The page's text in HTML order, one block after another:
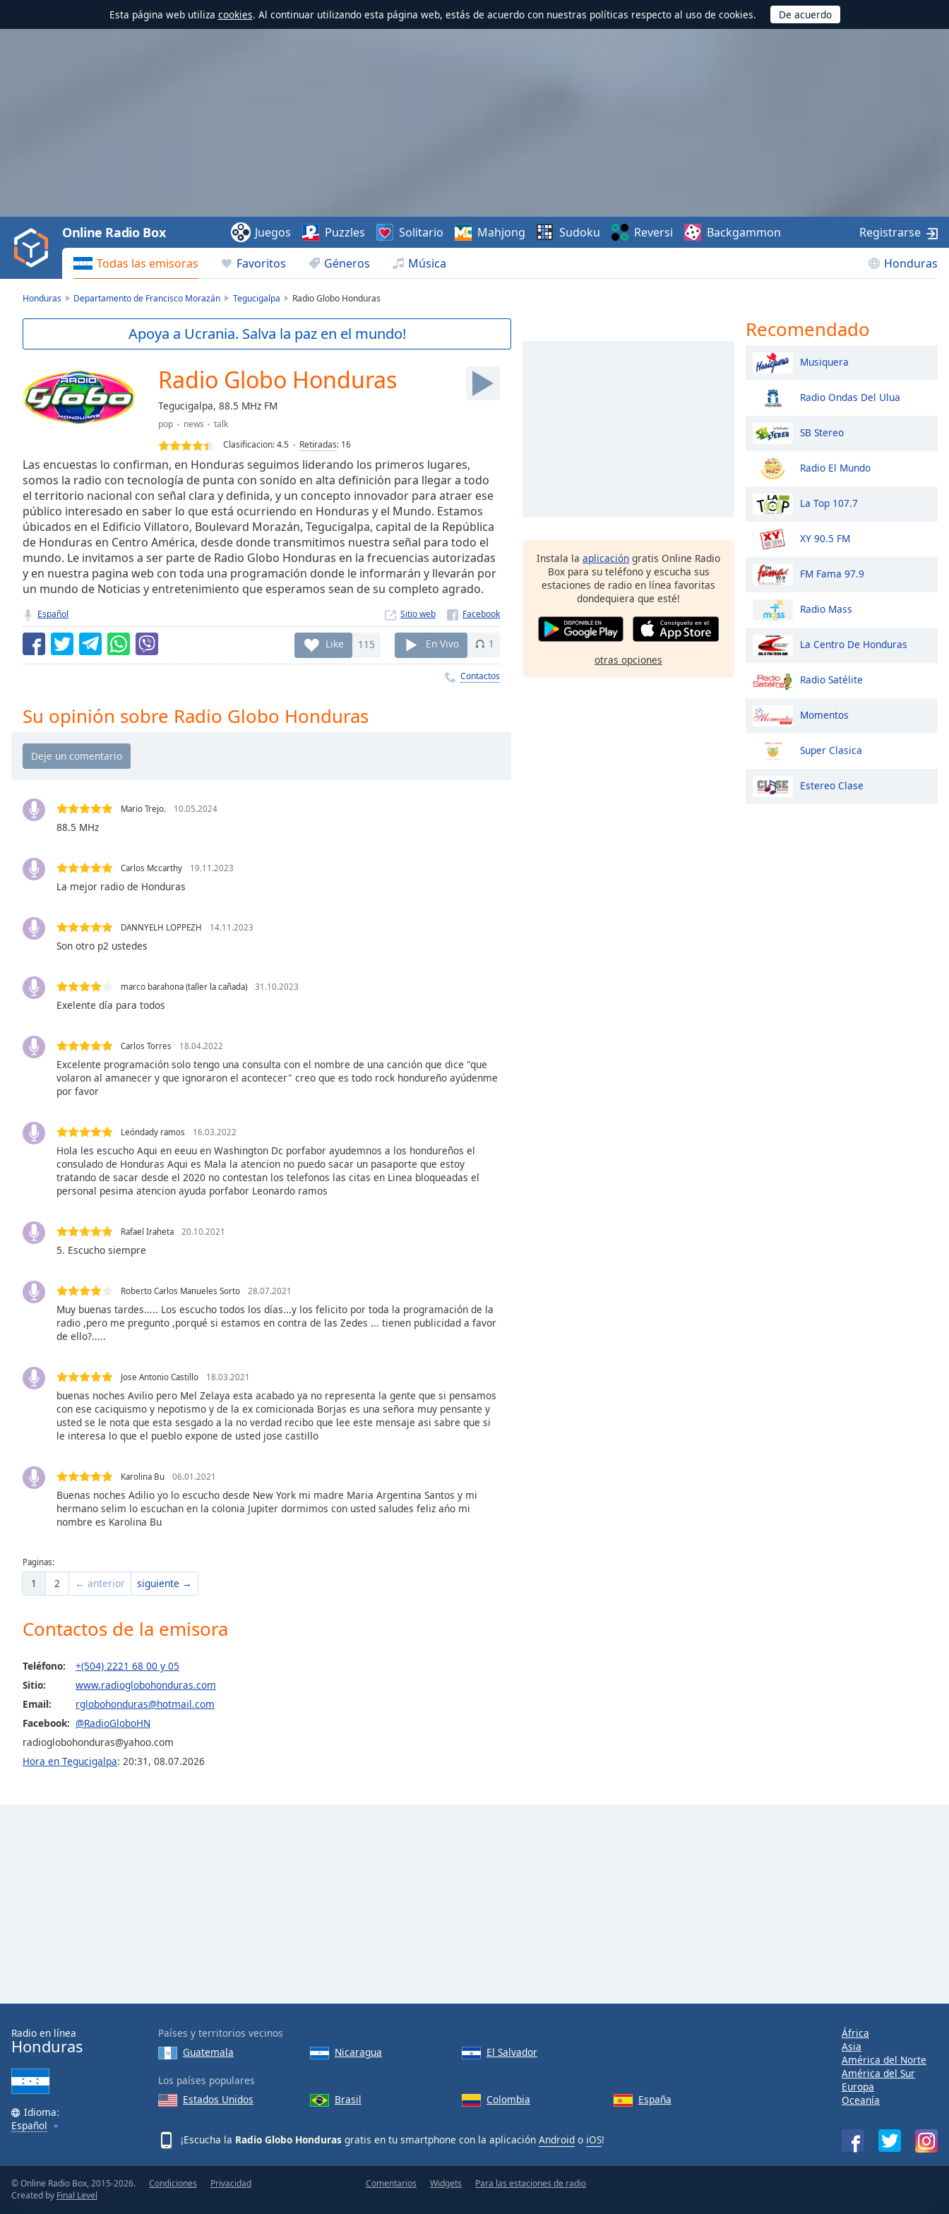
Esta página web utiliza cookies. Al continuar utilizando esta página web, estás de acuerdo con nuestras políticas respecto al uso de cookies.
Video
Play
Backward
Skip
Current
Loaded:
0.00%
Seek to
currently
behind
LIVE
Remaining
Time-
Rate
Chapters
Chapters
descriptions
selected
subtitles
settings,
opens
settings
dialog
selected
Picture-
Beginning
cancel
window.
Opacity
Background
Background
Opacity
Font
Edge
Style
Todas las emisoras Favoritos Géneros Música Honduras
Online Radio Box Juegos Puzzles Solitario Mahjong Sudoku Reversi Backgammon Registrarse
Honduras Departamento de Francisco Morazán Tegucigalpa Radio Globo Honduras
Apoya a Ucrania. Salva la paz en el mundo!
Radio Globo Honduras
Tegucigalpa, 88.5 MHz FM
pop news
talk
Clasificacion:4.5 Retiradas: 16
Las encuestas lo confirman, en Honduras seguimos liderando los primeros lugares,
somos la radio con tecnología de punta con sonido en alta definición para llegar a todo
el territorio nacional con señal clara y definida, y un concepto innovador para atraer ese
público interesado en saber lo que está ocurriendo en Honduras y el Mundo. Estamos
úbicados en el Edificio Villatoro, Boulevard Morazán, Tegucigalpa, capital de la República
de Honduras en Centro América, desde donde transmitimos nuestra señal para todo el
mundo. Le invitamos a ser parte de Radio Globo Honduras en la frecuencias autorizadas
y en nuestra pagina web con toda una programación donde le informarán y llevarán por
un mundo de Noticias y entretenimiento que esperamos sean de su completo agrado.
Español Sitio web
Like 115 En Vivo 1
Contactos
Su opinión sobre Radio Globo Honduras
Mario Trejo. 10.05.2024
88.5 MHz
Carlos Mccarthy 19.11.2023
La mejor radio de Honduras
DANNYELH LOPPEZH 14.11.2023
Son otro p2 ustedes
marco barahona (taller la cañada) 31.10.2023
Exelente día para todos
Carlos Torres 18.04.2022
Excelente programación solo tengo una consulta con el nombre de una canción que dice "que
volaron al amanecer y que ignoraron el acontecer" creo que es todo rock hondureño ayúdenme
por favor
Leóndady ramos 16.03.2022
Hola les escucho Aqui en eeuu en Washington Dc porfabor ayudemnos a los hondureños el
consulado de Honduras Aqui es Mala la atencion no puedo sacar un pasaporte que estoy
tratando de sacar desde el 2020 no contestan los telefonos las citas en Linea bloqueadas el
personal pesima atencion ayuda porfabor Leonardo ramos
Rafael Iraheta 20.10.2021
5. Escucho siempre
Roberto Carlos Manueles Sorto 28.07.2021
Muy buenas tardes..... Los escucho todos los días...y los felicito por toda la programación de la
radio ,pero me pregunto ,porqué si estamos en contra de las Zedes ... tienen publicidad a favor
de ello?.....
Jose Antonio Castillo 18.03.2021
buenas noches Avilio pero Mel Zelaya esta acabado ya no representa la gente que si pensamos
con ese caciquismo y nepotismo y de la ex comicionada Borjas es una señora muy pensante y
usted se le nota que esta sesgado a la no verdad recibo que lee este mensaje asi sabre que si
le interesa lo que el pueblo expone de usted jose castillo
Karolina Bu 06.01.2021
Buenas noches Adilio yo lo escucho desde New York mi madre Maria Argentina Santos y mi
hermano selim lo escuchan en la colonia Jupiter dormimos con usted saludes feliz ańo mi
nombre es Karolina Bu
Paginas:
1 2 ← anterior siguiente →
Contactos de la emisora
Teléfono:
+(504) 2221 68 00 y 05
Sitio:
www.radioglobohonduras.com
Email:
rglobohonduras@hotmail.com
Facebook: @RadioGloboHN
radioglobohonduras@yahoo.com
Hora en Tegucigalpa: 20:31 , 08.07.2026
Instala la aplicación gratis Online Radio
Box para su teléfono y escucha sus
estaciones de radio en línea favoritas
dondequiera que esté!
otras opciones
Recomendado
Musiquera
Radio Ondas Del Ulua
SB Stereo
Radio El Mundo
La Top 107.7
XY 90.5 FM
FM Fama 97.9
Radio Mass
La Centro De Honduras
Radio Satélite
Momentos
Super Clasica
Estereo Clase
Radio en línea
Honduras
Idioma:
Español
Países y territorios vecinos
Guatemala
Nicaragua El Salvador
Los países populares
Estados Unidos
Brasil Colombia España
¡Escucha la Radio Globo Honduras gratis en tu smartphone con la aplicación Android o iOS!
África
Asia
América del Norte
América del Sur
Europa
Oceanía
© Online Radio Box, 2015-2026.
Created by Final Level
Condiciones Privacidad Comentarios Widgets Para las estaciones de radio